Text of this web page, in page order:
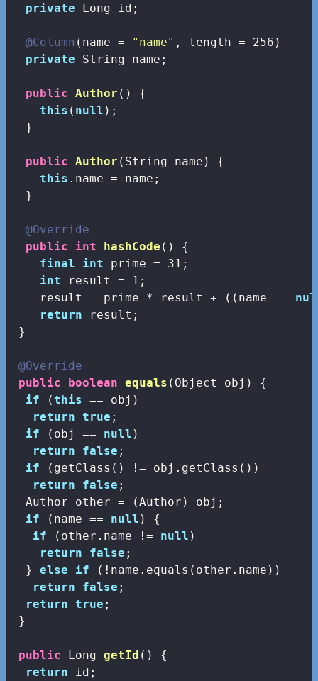
private Long id;
@Column (name = "name" , length = 256 )
private String name;
public Author ()
{
this ( null );
  }
public Author (String name)
{
this .name = name;
  }
@Override
public
int hashCode ()
{
final
int prime = 31 ;
int result = 1 ;
    result = prime * result + ((name ==
return result;
}
@Override
public
boolean equals (Object obj)
{
if (this == obj)
return true ;
if (obj == null )
return
false ;
if (getClass() != obj.getClass())
return
false ;
  Author other = (Author) obj;
if (name == null ) {
if (other.name != null )
return
false ;
  }
else if (!name.equals(other.name))
return
false ;
return true ;
}
public Long getId ()
{
return id;